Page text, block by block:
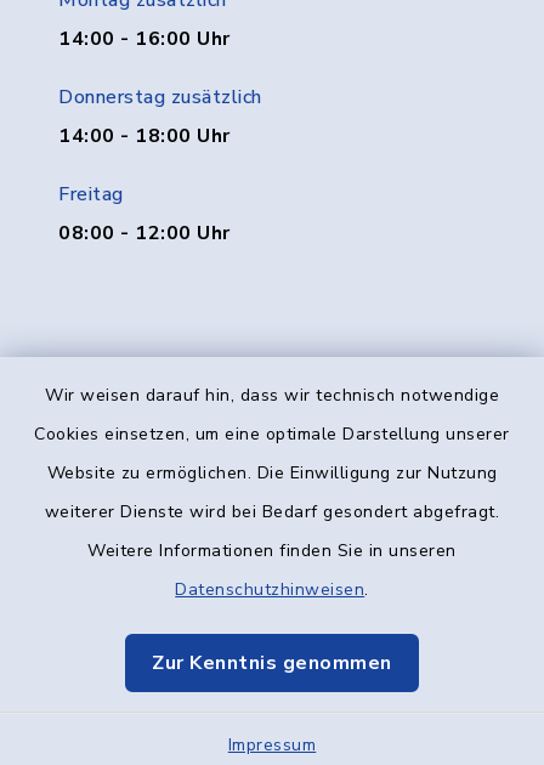
Wir weisen darauf hin, dass wir technisch notwendige
Cookies einsetzen, um eine optimale Darstellung unserer
Website zu ermöglichen. Die Einwilligung zur Nutzung
weiterer Dienste wird bei Bedarf gesondert abgefragt.
Weitere Informationen finden Sie in unseren
Datenschutzhinweisen.
Zur Kenntnis genommen
Impressum
14:00 - 16:00 Uhr
Donnerstag zusätzlich
14:00 - 18:00 Uhr
Freitag
08:00 - 12:00 Uhr
Kontakt
Datenschutz
Elektronische Kommunikation
Sitemap